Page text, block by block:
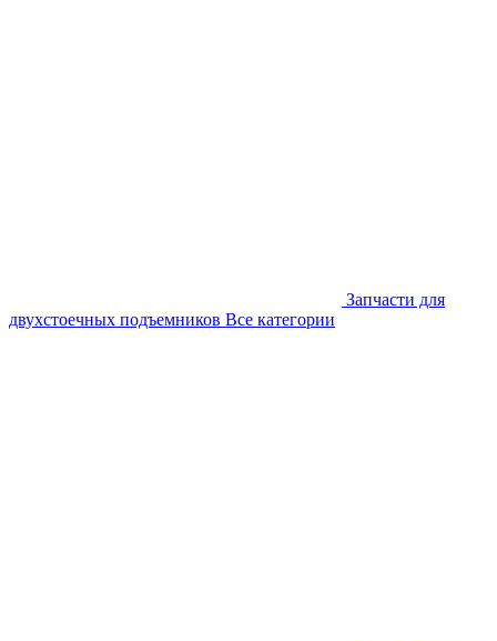
Запчасти для
двухстоечных подъемников Все категории